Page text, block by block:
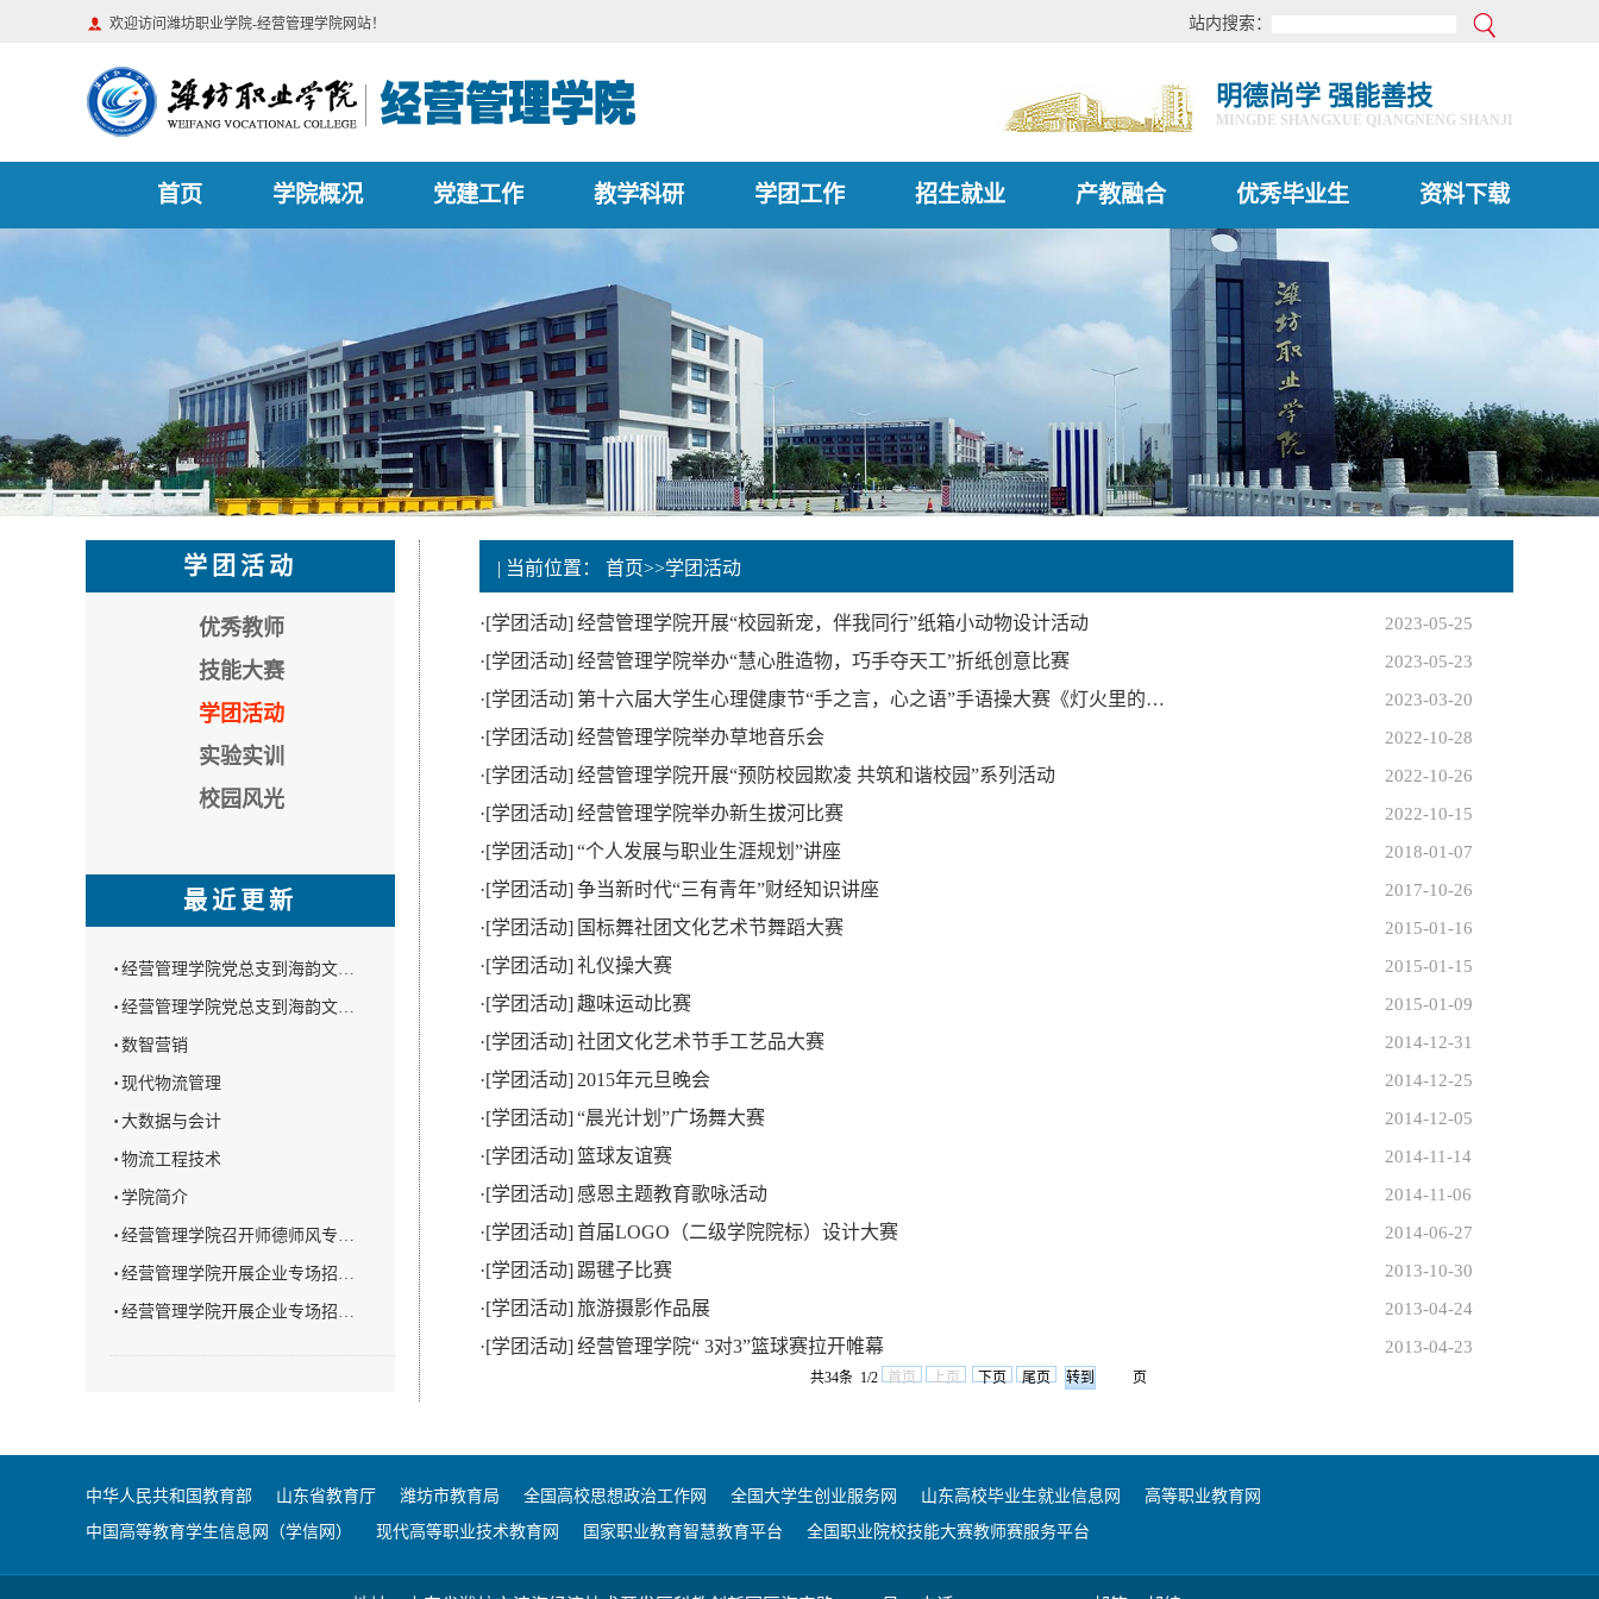
站内搜索：
欢迎访问潍坊职业学院-经营管理学院网站！
明德尚学 强能善技
MINGDE SHANGXUE QIANGNENG SHANJI
首页 学院概况 党建工作 教学科研 学团工作 招生就业 产教融合 优秀毕业生 资料下载
学团活动
优秀教师
技能大赛
学团活动
实验实训
校园风光
最近更新
· 经营管理学院党总支到海韵文…
· 经营管理学院党总支到海韵文…
· 数智营销
· 现代物流管理
· 大数据与会计
· 物流工程技术
· 学院简介
· 经营管理学院召开师德师风专…
· 经营管理学院开展企业专场招…
· 经营管理学院开展企业专场招…
| 当前位置： 首页>>学团活动
·[学团活动]经营管理学院开展“校园新宠，伴我同行”纸箱小动物设计活动 2023-05-25
·[学团活动]经营管理学院举办“慧心胜造物，巧手夺天工”折纸创意比赛 2023-05-23
·[学团活动] 第十六届大学生心理健康节“手之言，心之语”手语操大赛《灯火里的… 2023-03-20
·[学团活动]经营管理学院举办草地音乐会 2022-10-28
·[学团活动]经营管理学院开展“预防校园欺凌 共筑和谐校园”系列活动 2022-10-26
·[学团活动]经营管理学院举办新生拔河比赛 2022-10-15
·[学团活动]“个人发展与职业生涯规划”讲座 2018-01-07
·[学团活动]争当新时代“三有青年”财经知识讲座 2017-10-26
·[学团活动] 国标舞社团文化艺术节舞蹈大赛 2015-01-16
·[学团活动]礼仪操大赛 2015-01-15
·[学团活动]趣味运动比赛 2015-01-09
·[学团活动]社团文化艺术节手工艺品大赛 2014-12-31
·[学团活动] 2015年元旦晚会 2014-12-25
·[学团活动]“晨光计划”广场舞大赛 2014-12-05
·[学团活动]篮球友谊赛 2014-11-14
·[学团活动]感恩主题教育歌咏活动 2014-11-06
·[学团活动]首届LOGO（二级学院院标）设计大赛 2014-06-27
·[学团活动] 踢毽子比赛 2013-10-30
·[学团活动]旅游摄影作品展 2013-04-24
·[学团活动]经营管理学院“ 3对3”篮球赛拉开帷幕 2013-04-23
共34条 1/2 首页 上页 下页 尾页 页
中华人民共和国教育部 山东省教育厅 潍坊市教育局 全国高校思想政治工作网 全国大学生创业服务网 山东高校毕业生就业信息网
高等职业教育网
中国高等教育学生信息网（学信网）
现代高等职业技术教育网 国家职业教育智慧教育平台 全国职业院校技能大赛教师赛服务平台